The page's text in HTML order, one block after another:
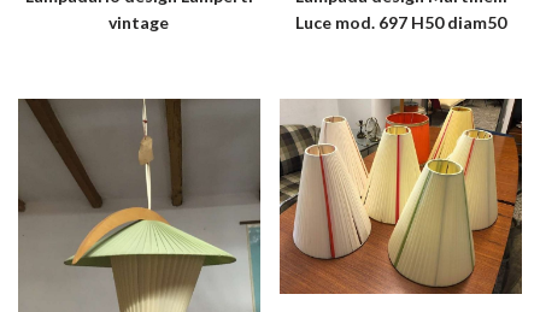
vintage
Luce mod. 697 H50 diam50